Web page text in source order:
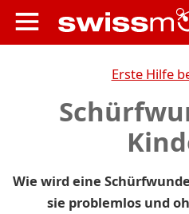
Erste Hilfe
Wie wird eine
sie problemlos und